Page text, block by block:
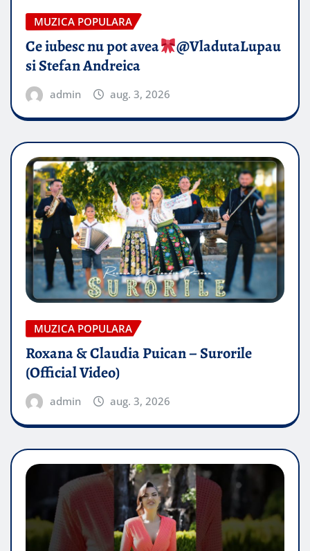
MUZICA POPULARA
Ce iubesc nu pot avea
​@VladutaLupau
si Stefan Andreica
admin aug. 3, 2026
MUZICA POPULARA
Roxana & Claudia Puican – Surorile
(Official Video)
admin aug. 3, 2026